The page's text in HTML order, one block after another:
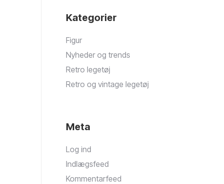
Kategorier
Figur
Nyheder og trends
Retro legetøj
Retro og vintage legetøj
Meta
Log ind
Indlægsfeed
Kommentarfeed